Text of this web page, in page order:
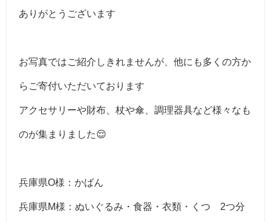
ありがとうございます
お写真ではご紹介しきれませんが、他にも多くの方か
らご寄付いただいております
アクセサリーや財布、杖や傘、調理器具など様々なも
のが集まりました😌
兵庫県O様：かばん
兵庫県M様：ぬいぐるみ・食器・衣類・くつ 2つ分